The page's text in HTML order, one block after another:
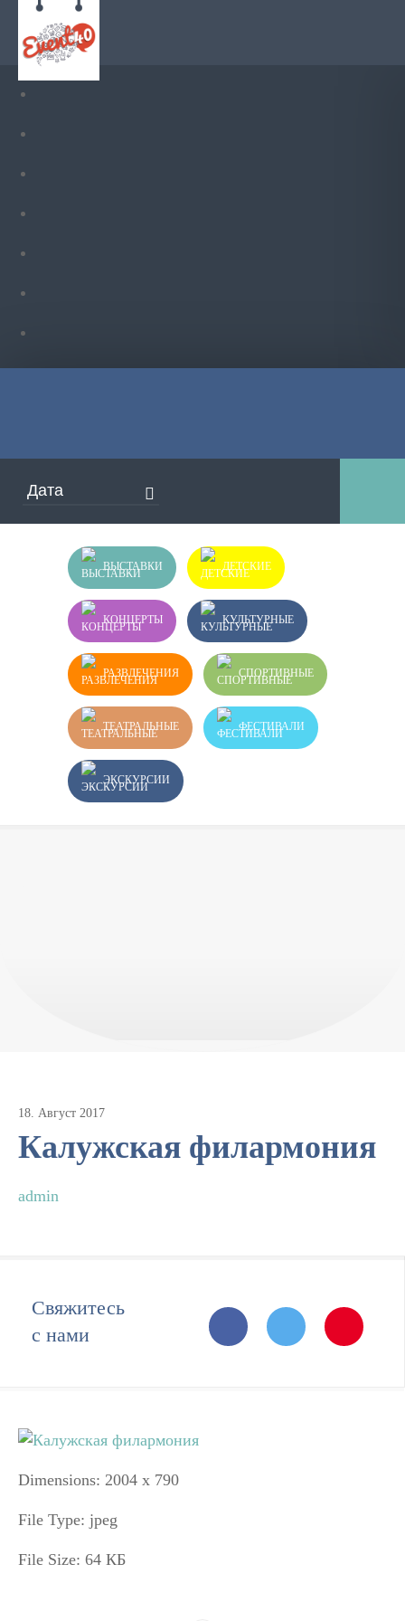
ВЫСТАВКИ ДЕТСКИЕ
КОНЦЕРТЫ КУЛЬТУРНЫЕ
РАЗВЛЕЧЕНИЯ СПОРТИВНЫЕ
ТЕАТРАЛЬНЫЕ ФЕСТИВАЛИ
ЭКСКУРСИИ
18. Август 2017
Калужская филармония
admin
Свяжитесь
с нами
Dimensions: 2004 x 790
File Type: jpeg
File Size: 64 КБ